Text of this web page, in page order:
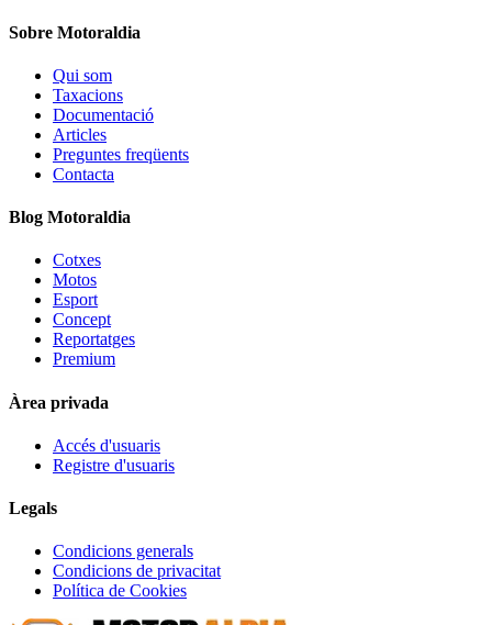
Sobre Motoraldia
Qui som
Taxacions
Documentació
Articles
Preguntes freqüents
Contacta
Blog Motoraldia
Cotxes
Motos
Esport
Concept
Reportatges
Premium
Àrea privada
Accés d'usuaris
Registre d'usuaris
Legals
Condicions generals
Condicions de privacitat
Política de Cookies